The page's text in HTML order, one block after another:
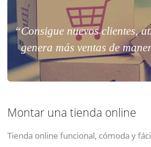
“Consigue nuevos clientes,
genera más ventas de
Montar una tienda online
Tienda online funcional, cómoda y